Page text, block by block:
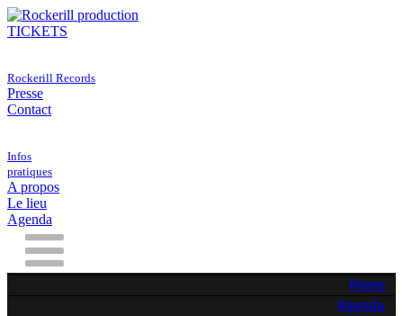
TICKETS
Rockerill Records
Presse
Contact
Infos
pratiques
A propos
Le lieu
Agenda
Home
Agenda